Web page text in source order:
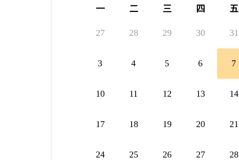
一
二 三 四 五
27 28 29 30 31
3 4 5 6 7
10 11 12 13 14
17 18 19 20 21
24 25 26 27 28